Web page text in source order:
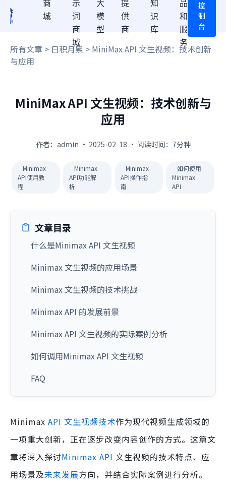
商
城
示
词
商
城
大
模
型
提
供
商
知
识
库
品
和
服
务
控
制
台
所有文章 > 日积月累 > MiniMax API 文生视频：技术创新
与应用
MiniMax API 文生视频：技术创新与
应用
作者：admin · 2025-02-18 · 阅读时间：7分钟
Minimax
API使用教
程
Minimax
API功能解
析
Minimax
API操作指
南
如何使用
Minimax
API
文章目录
什么是Minimax API 文生视频
Minimax 文生视频的应用场景
Minimax 文生视频的技术挑战
Minimax API 的发展前景
Minimax API 文生视频的实际案例分析
如何调用Minimax API 文生视频
FAQ
Minimax API 文生视频技术作为现代视频生成领域的
一项重大创新，正在逐步改变内容创作的方式。这篇文
章将深入探讨Minimax API 文生视频的技术特点、应
用场景及未来发展方向，并结合实际案例进行分析。